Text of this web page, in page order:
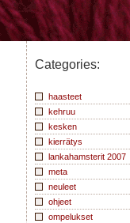
Categories:
haasteet
kehruu
kesken
kierrätys
lankahamsterit 2007
meta
neuleet
ohjeet
ompelukset